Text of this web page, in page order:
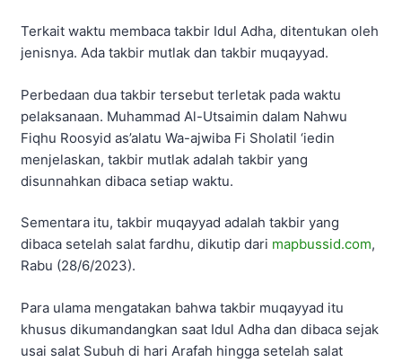
Terkait waktu membaca takbir Idul Adha, ditentukan oleh
jenisnya. Ada takbir mutlak dan takbir muqayyad.
Perbedaan dua takbir tersebut terletak pada waktu
pelaksanaan. Muhammad Al-Utsaimin dalam Nahwu
Fiqhu Roosyid as’alatu Wa-ajwiba Fi Sholatil ‘iedin
menjelaskan, takbir mutlak adalah takbir yang
disunnahkan dibaca setiap waktu.
Sementara itu, takbir muqayyad adalah takbir yang
dibaca setelah salat fardhu, dikutip dari mapbussid.com,
Rabu (28/6/2023).
Para ulama mengatakan bahwa takbir muqayyad itu
khusus dikumandangkan saat Idul Adha dan dibaca sejak
usai salat Subuh di hari Arafah hingga setelah salat